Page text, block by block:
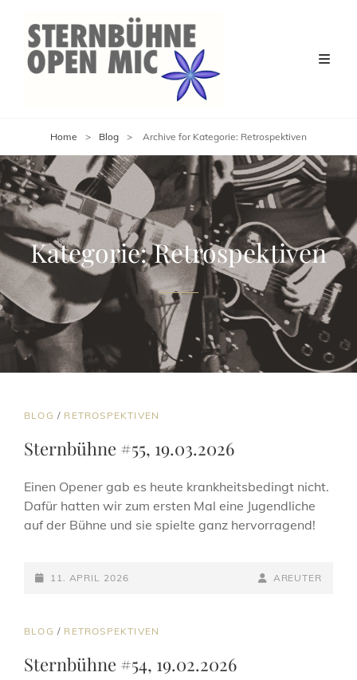
Home > Blog > Archive for Kategorie: Retrospektiven
Kategorie:Retrospektiven
CAT
BLOG / RETROSPEKTIVEN
Sternbühne #55, 19.03.2026
Einen Opener gab es heute krankheitsbedingt nicht.
Dafür hatten wir zum ersten Mal eine Jugendliche
auf der Bühne und sie spielte ganz hervorragend!
POSTED-
11. APRIL 2026
BY
BYLINE
AREUTER
CAT
BLOG / RETROSPEKTIVEN
Sternbühne #54, 19.02.2026